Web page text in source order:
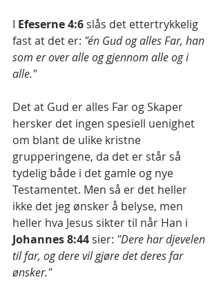
I Efeserne 4:6 slås det ettertrykkelig
fast at det er: "én Gud og alles Far, han
som er over alle og gjennom alle og i
alle."
Det at Gud er alles Far og Skaper
hersker det ingen spesiell uenighet
om blant de ulike kristne
grupperingene, da det er står så
tydelig både i det gamle og nye
Testamentet. Men så er det heller
ikke det jeg ønsker å belyse, men
heller hva Jesus sikter til når Han i
Johannes 8:44 sier: "Dere har djevelen
til far, og dere vil gjøre det deres far
ønsker."